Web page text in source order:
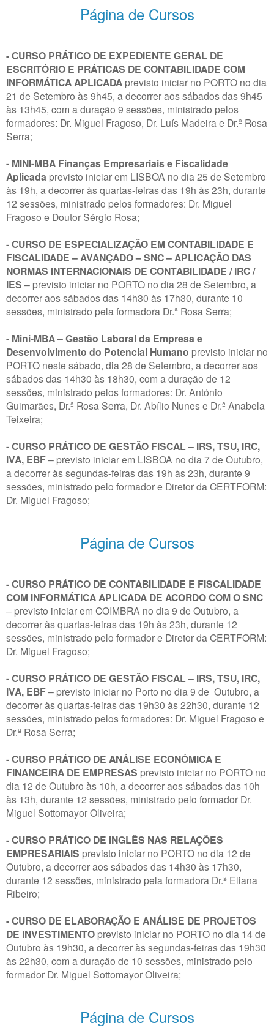
Página de Cursos
- CURSO PRÁTICO DE EXPEDIENTE GERAL DE
ESCRITÓRIO E PRÁTICAS DE CONTABILIDADE COM
INFORMÁTICA APLICADA previsto iniciar no PORTO no dia
21 de Setembro às 9h45, a decorrer aos sábados das 9h45
às 13h45, com a duração 9 sessões, ministrado pelos
formadores: Dr. Miguel Fragoso, Dr. Luís Madeira e Dr.ª Rosa
Serra;
- MINI-MBA Finanças Empresariais e Fiscalidade
Aplicada previsto iniciar em LISBOA no dia 25 de Setembro
às 19h, a decorrer às quartas-feiras das 19h às 23h, durante
12 sessões, ministrado pelos formadores: Dr. Miguel
Fragoso e Doutor Sérgio Rosa;
- CURSO DE ESPECIALIZAÇÃO EM CONTABILIDADE E
FISCALIDADE – AVANÇADO – SNC – APLICAÇÃO DAS
NORMAS INTERNACIONAIS DE CONTABILIDADE / IRC /
IES – previsto iniciar no PORTO no dia 28 de Setembro, a
decorrer aos sábados das 14h30 às 17h30, durante 10
sessões, ministrado pela formadora Dr.ª Rosa Serra;
- Mini-MBA – Gestão Laboral da Empresa e
Desenvolvimento do Potencial Humano previsto iniciar no
PORTO neste sábado, dia 28 de Setembro, a decorrer aos
sábados das 14h30 às 18h30, com a duração de 12
sessões, ministrado pelos formadores: Dr. António
Guimarães, Dr.ª Rosa Serra, Dr. Abílio Nunes e Dr.ª Anabela
Teixeira;
- CURSO PRÁTICO DE GESTÃO FISCAL – IRS, TSU, IRC,
IVA, EBF– previsto iniciar em LISBOA no dia 7 de Outubro,
a decorrer às segundas-feiras das 19h às 23h, durante 9
sessões, ministrado pelo formador e Diretor da CERTFORM:
Dr. Miguel Fragoso;
Página de Cursos
- CURSO PRÁTICO DE CONTABILIDADE E FISCALIDADE
COM INFORMÁTICA APLICADA DE ACORDO COM O SNC
– previsto iniciar em COIMBRA no dia 9 de Outubro, a
decorrer às quartas-feiras das 19h às 23h, durante 12
sessões, ministrado pelo formador e Diretor da CERTFORM:
Dr. Miguel Fragoso;
- CURSO PRÁTICO DE GESTÃO FISCAL – IRS, TSU, IRC,
IVA, EBF– previsto iniciar no Porto no dia 9 de Outubro, a
decorrer às quartas-feiras das 19h30 às 22h30, durante 12
sessões, ministrado pelos formadores: Dr. Miguel Fragoso e
Dr.ª Rosa Serra;
- CURSO PRÁTICO DE ANÁLISE ECONÓMICA E
FINANCEIRA DE EMPRESAS previsto iniciar no PORTO no
dia 12 de Outubro às 10h, a decorrer aos sábados das 10h
às 13h, durante 12 sessões, ministrado pelo formador Dr.
Miguel Sottomayor Oliveira;
- CURSO PRÁTICO DE INGLÊS NAS RELAÇÕES
EMPRESARIAIS previsto iniciar no PORTO no dia 12 de
Outubro, a decorrer aos sábados das 14h30 às 17h30,
durante 12 sessões, ministrado pela formadora Dr.ª Eliana
Ribeiro;
- CURSO DE ELABORAÇÃO E ANÁLISE DE PROJETOS
DE INVESTIMENTO previsto iniciar no PORTO no dia 14 de
Outubro às 19h30, a decorrer às segundas-feiras das 19h30
às 22h30, com a duração de 10 sessões, ministrado pelo
formador Dr. Miguel Sottomayor Oliveira;
Página de Cursos